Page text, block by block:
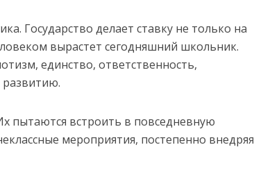
Государство делает ставку не только на
вырастет сегодняшний школьник.
единство, ответственность,
развитию.
пытаются встроить в повседневную
мероприятия, постепенно внедряя